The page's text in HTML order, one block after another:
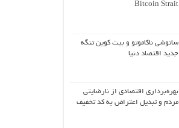
Bitcoin Strait
ساتوشی ناکاموتو و بیت کوین تنگه
جدید اقتصاد دنیا
بهره‌برداری اقتصادی از نارضایتی
مردم و تبدیل اعتراض به کد تخفیف